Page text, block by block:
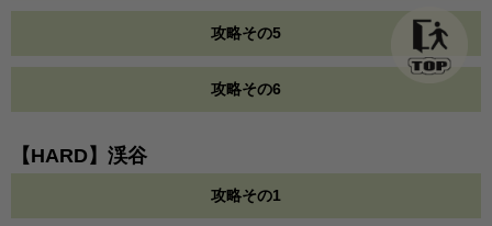
攻略その5
攻略その6
【HARD】渓谷
攻略その1